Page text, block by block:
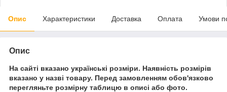
Опис Характеристики Доставка Оплата Умови
Опис
На сайті вказано українські розміри. Наявність розмірів
вказано у назві товару. Перед замовленням обов'язково
перегляньте розмірну таблицю в описі або фото.